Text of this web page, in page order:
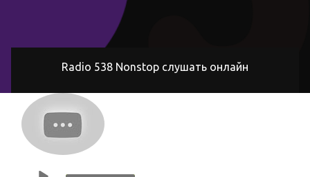
Radio 538 Nonstop слушать онлайн